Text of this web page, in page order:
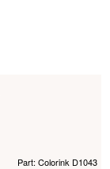
Part: Colorink D1043